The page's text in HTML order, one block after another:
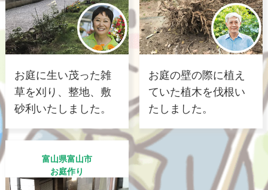
お庭に生い茂った雑
草を刈り、整地、敷
砂利いたしました。
お庭の壁の際に植え
ていた植木を伐根い
たしました。
富山県富山市
お庭作り